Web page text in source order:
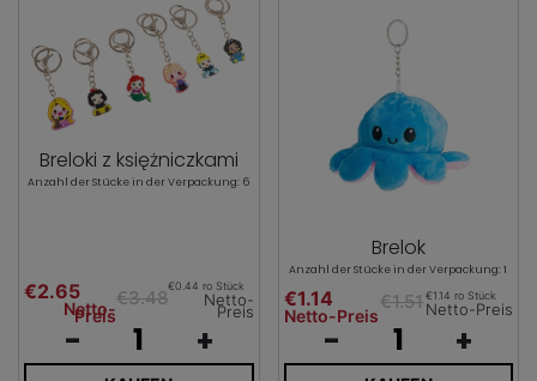
Breloki z księżniczkami
Anzahl der Stücke in der Verpackung: 6
€2.65
Netto-
Preis
€3.48€0.44 ro Stück
Netto-
Preis
- +
Brelok
Anzahl der Stücke in der Verpackung: 1
€1.14
Netto-Preis
€1.51€1.14 ro Stück
Netto-Preis
- +